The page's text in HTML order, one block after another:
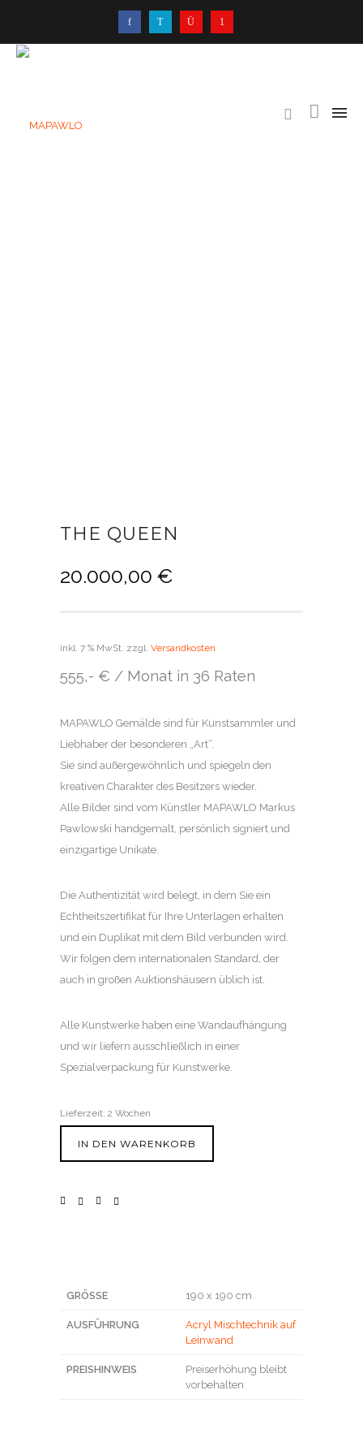
THE QUEEN
20.000,00 €
inkl. 7 % MwSt. zzgl. Versandkosten
555,- € / Monat in 36 Raten
MAPAWLO Gemälde sind für Kunstsammler und
Liebhaber der besonderen „Art“.
Sie sind außergewöhnlich und spiegeln den
kreativen Charakter des Besitzers wieder.
Alle Bilder sind vom Künstler MAPAWLO Markus
Pawlowski handgemalt, persönlich signiert und
einzigartige Unikate.
Die Authentizität wird belegt, in dem Sie ein
Echtheitszertifikat für Ihre Unterlagen erhalten
und ein Duplikat mit dem Bild verbunden wird.
Wir folgen dem internationalen Standard, der
auch in großen Auktionshäusern üblich ist.
Alle Kunstwerke haben eine Wandaufhängung
und wir liefern ausschließlich in einer
Spezialverpackung für Kunstwerke.
Lieferzeit: 2 Wochen
IN DEN WARENKORB
GRÖSSE 190 x 190 cm
AUSFÜHRUNG
Acryl Mischtechnik auf
Leinwand
PREISHINWEIS
Preiserhöhung bleibt
vorbehalten